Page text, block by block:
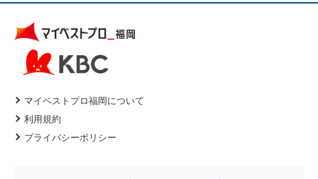
マイベストプロ福岡について
利用規約
プライバシーポリシー